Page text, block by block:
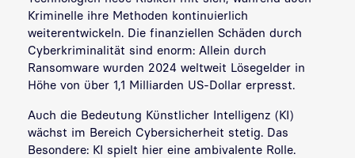
Kriminelle ihre Methoden kontinuierlich
weiterentwickeln. Die finanziellen Schäden durch
Cyberkriminalität sind enorm: Allein durch
Ransomware wurden 2024 weltweit Lösegelder in
Höhe von über 1,1 Milliarden US-Dollar erpresst.
Auch die Bedeutung Künstlicher Intelligenz (KI)
wächst im Bereich Cybersicherheit stetig. Das
Besondere: KI spielt hier eine ambivalente Rolle.